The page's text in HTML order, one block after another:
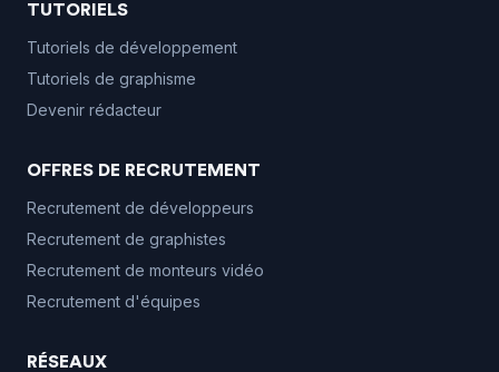
TUTORIELS
Tutoriels de développement
Tutoriels de graphisme
Devenir rédacteur
OFFRES DE RECRUTEMENT
Recrutement de développeurs
Recrutement de graphistes
Recrutement de monteurs vidéo
Recrutement d'équipes
RÉSEAUX